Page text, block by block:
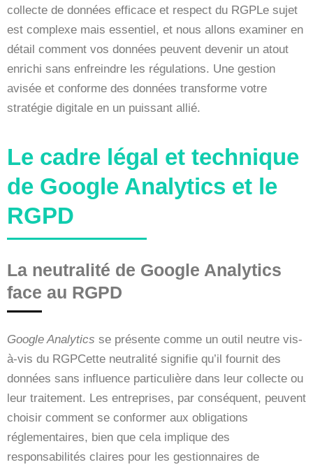
collecte de données efficace et respect du RGPLe sujet
est complexe mais essentiel, et nous allons examiner en
détail comment vos données peuvent devenir un atout
enrichi sans enfreindre les régulations. Une gestion
avisée et conforme des données transforme votre
stratégie digitale en un puissant allié.
Le cadre légal et technique
de Google Analytics et le
RGPD
La neutralité de Google Analytics
face au RGPD
Google Analytics se présente comme un outil neutre vis-
à-vis du RGPCette neutralité signifie qu’il fournit des
données sans influence particulière dans leur collecte ou
leur traitement. Les entreprises, par conséquent, peuvent
choisir comment se conformer aux obligations
réglementaires, bien que cela implique des
responsabilités claires pour les gestionnaires de